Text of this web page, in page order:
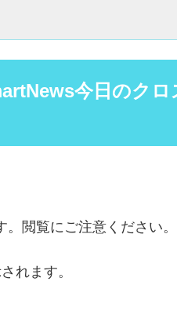
今日のクロ
閲覧にご注意ください。
れます。